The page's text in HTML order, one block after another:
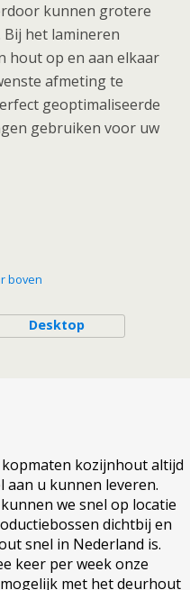
kunnen grotere
het lamineren
hout op en aan elkaar
afmeting te
geoptimaliseerde
gebruiken voor uw
boven
Desktop
kozijnhout altijd
aan u kunnen leveren.
we snel op locatie
dichtbij en
snel in Nederland is.
keer per week onze
met het deurhout